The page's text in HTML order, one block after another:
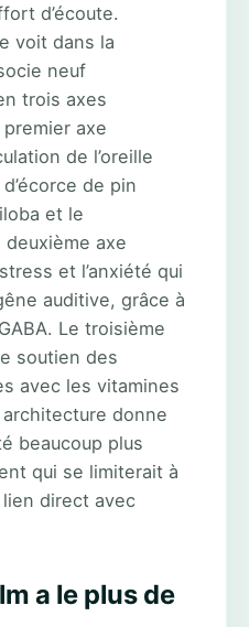
d’écoute.
voit dans la
neuf
trois axes
axe
de l’oreille
de pin
et le
deuxième axe
et l’anxiété qui
auditive, grâce à
Le troisième
soutien des
avec les vitamines
donne
beaucoup plus
qui se limiterait à
direct avec
a le plus de